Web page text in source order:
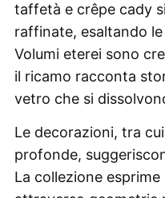
taffetà e crêpe cady
raffinate, esaltando le
Volumi eterei sono
il ricamo racconta
vetro che si
Le decorazioni, tra
profonde,
La collezione